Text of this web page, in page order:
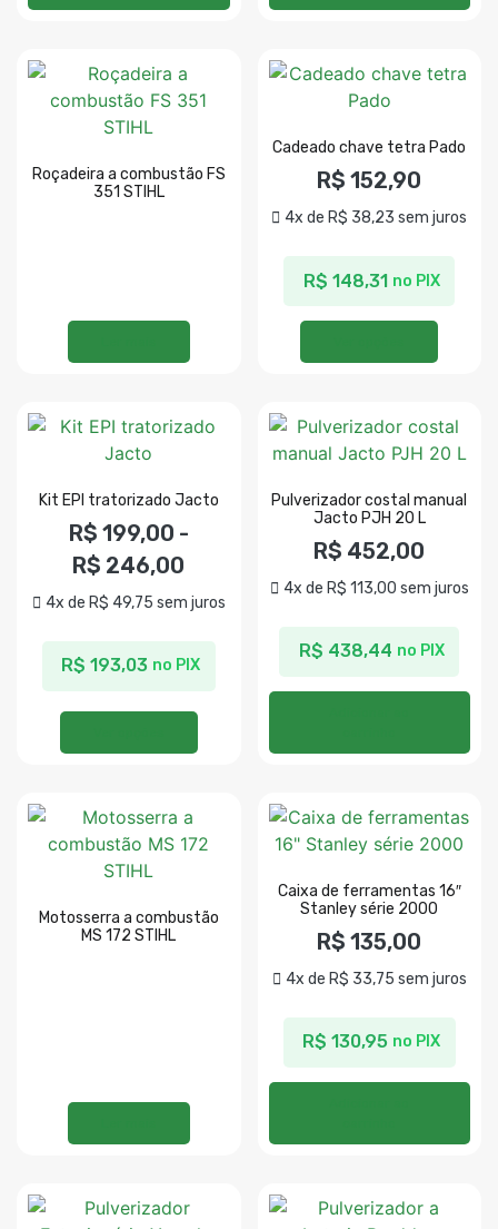
Roçadeira a combustão FS
351 STIHL
Cadeado chave tetra Pado
R$ 152,90
4x de R$ 38,23 sem juros
R$ 148,31 no PIX
Kit EPI tratorizado Jacto
R$ 199,00 -
R$ 246,00
4x de R$ 49,75 sem juros
R$ 193,03 no PIX
Pulverizador costal manual
Jacto PJH 20 L
R$ 452,00
4x de R$ 113,00 sem juros
R$ 438,44 no PIX
Motosserra a combustão
MS 172 STIHL
Caixa de ferramentas 16″
Stanley série 2000
R$ 135,00
4x de R$ 33,75 sem juros
R$ 130,95 no PIX